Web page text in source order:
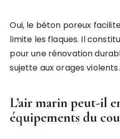
Oui, le béton poreux
limite les flaques. Il
pour une rénovation
sujette aux orages violents.
L’air marin peut-il
équipements du